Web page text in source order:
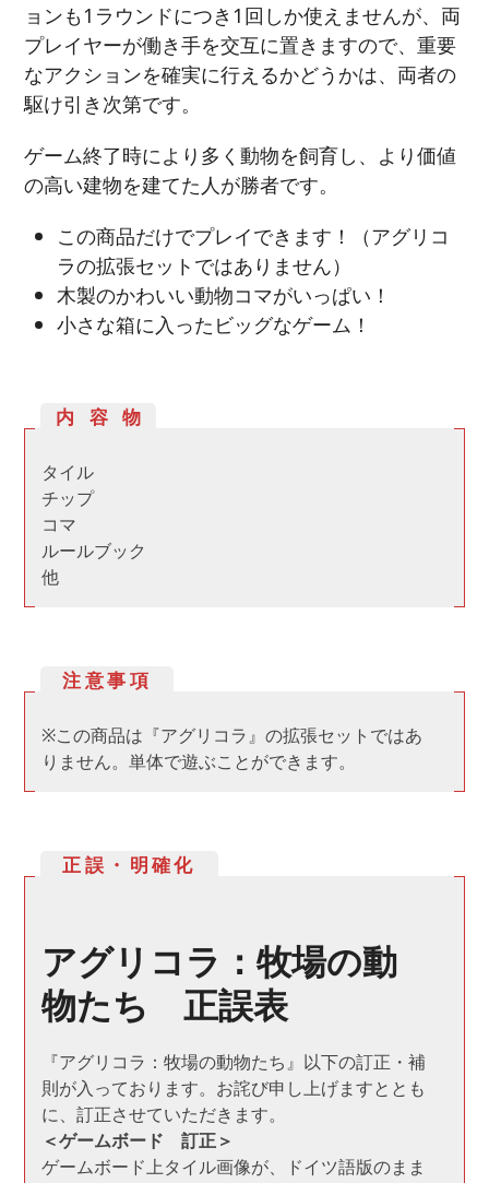
ョンも1ラウンドにつき1回しか使えませんが、両
プレイヤーが働き手を交互に置きますので、重要
なアクションを確実に行えるかどうかは、両者の
駆け引き次第です。
ゲーム終了時により多く動物を飼育し、より価値
の高い建物を建てた人が勝者です。
この商品だけでプレイできます！（アグリコ
ラの拡張セットではありません）
木製のかわいい動物コマがいっぱい！
小さな箱に入ったビッグなゲーム！
内容物
タイル
チップ
コマ
ルールブック
他
注意事項
※この商品は『アグリコラ』の拡張セットではあ
りません。単体で遊ぶことができます。
正誤・明確化
アグリコラ：牧場の動
物たち 正誤表
『アグリコラ：牧場の動物たち』以下の訂正・補
則が入っております。お詫び申し上げますととも
に、訂正させていただきます。
＜ゲームボード 訂正＞
ゲームボード上タイル画像が、ドイツ語版のまま